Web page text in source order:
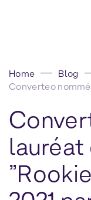
Home
Blog
lauréat